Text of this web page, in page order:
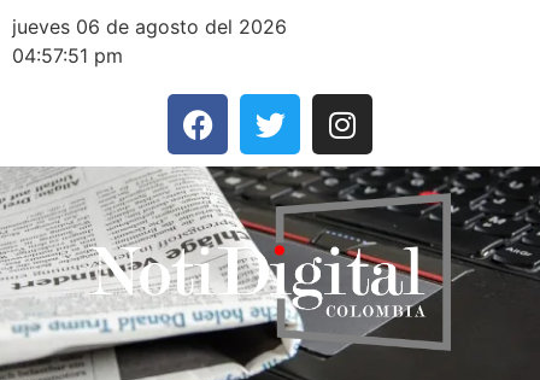
jueves 06 de agosto del 2026
04:57:51 pm